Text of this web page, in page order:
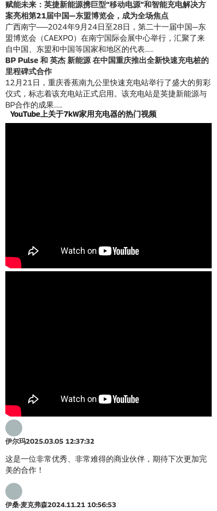
赋能未来：英捷新能源携巨型“移动电源”和智能充电解决方
案亮相第21届中国—东盟博览会，成为全场焦点
广西南宁——2024年9月24日至28日，第二十一届中国—东
盟博览会（CAEXPO）在南宁国际会展中心举行，汇聚了来
自中国、东盟和中国等国家和地区的代表……
BP Pulse 和 英杰 新能源 在中国重庆推出全新快速充电桩的
里程碑式合作
12月21日，重庆香蕉南九公里快速充电站举行了盛大的剪彩
仪式，标志着该充电站正式启用。该充电站是英捷新能源与
BP合作的成果……
YouTube上关于7kW家用充电器的热门视频
伊尔玛2025.03.05 12:37:32
这是一位非常优秀、非常难得的商业伙伴，期待下次更加完
美的合作！
伊桑·麦克弗森2024.11.21 10:56:53